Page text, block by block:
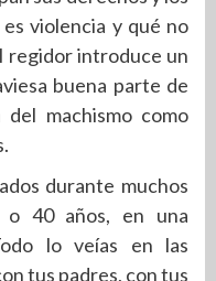
violencia y qué no
regidor introduce un
buena parte de
machismo como
durante muchos
o 40 años, en una
lo veías en las
tus padres, con tus